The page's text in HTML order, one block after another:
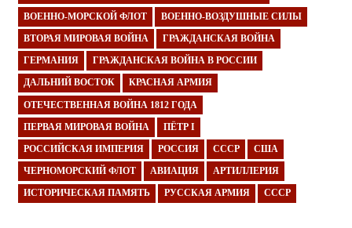
ВОЕННО-МОРСКОЙ ФЛОТ ВОЕННО-ВОЗДУШНЫЕ СИЛЫ
ВТОРАЯ МИРОВАЯ ВОЙНА ГРАЖДАНСКАЯ ВОЙНА
ГЕРМАНИЯ ГРАЖДАНСКАЯ ВОЙНА В РОССИИ
ДАЛЬНИЙ ВОСТОК КРАСНАЯ АРМИЯ
ОТЕЧЕСТВЕННАЯ ВОЙНА 1812 ГОДА
ПЕРВАЯ МИРОВАЯ ВОЙНА ПЁТР I
РОССИЙСКАЯ ИМПЕРИЯ РОССИЯ СССР США
ЧЕРНОМОРСКИЙ ФЛОТ АВИАЦИЯ АРТИЛЛЕРИЯ
ИСТОРИЧЕСКАЯ ПАМЯТЬ РУССКАЯ АРМИЯ СССР